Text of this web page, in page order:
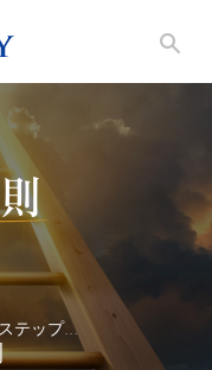
テップ…